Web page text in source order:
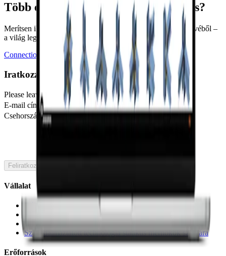
Több ehhez hasonló kapcsolatot keres?
Merítsen ihletet a Connection Library több mint 700 000 tervéből –
a világ legnagyobb acél kapcsolat adatbázisából.
Connection Library megnyitása
Iratkozzon fel hírlevelünkre
Please leave this field blank
E-mail cím
Csehország 🇭🇺Hungary
Feliratkozás
Vállalat
Karrier
Szabadalmaztatott technológia statikus mérnökök számára
Erőforrások